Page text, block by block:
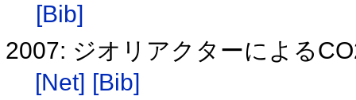
[Bib]
2007: ジオリアクターによる
[Net] [Bib]